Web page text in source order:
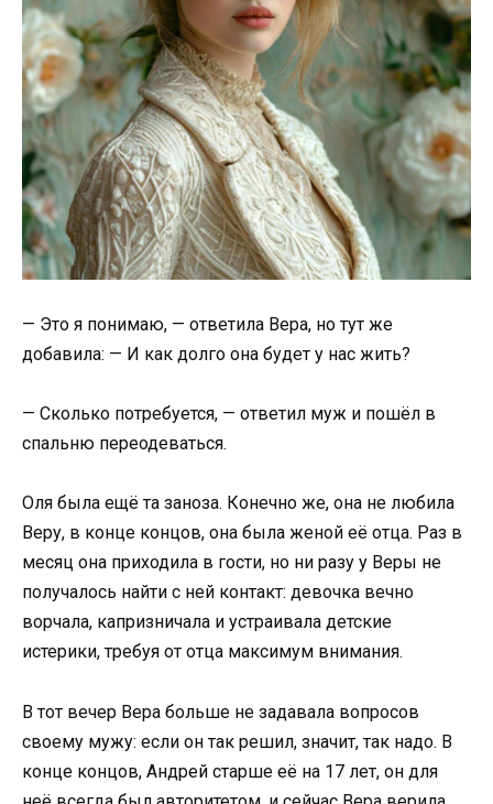
— Это я понимаю, — ответила Вера, но тут же
добавила: — И как долго она будет у нас жить?
— Сколько потребуется, — ответил муж и пошёл в
спальню переодеваться.
Оля была ещё та заноза. Конечно же, она не любила
Веру, в конце концов, она была женой её отца. Раз в
месяц она приходила в гости, но ни разу у Веры не
получалось найти с ней контакт: девочка вечно
ворчала, капризничала и устраивала детские
истерики, требуя от отца максимум внимания.
В тот вечер Вера больше не задавала вопросов
своему мужу: если он так решил, значит, так надо. В
конце концов, Андрей старше её на 17 лет, он для